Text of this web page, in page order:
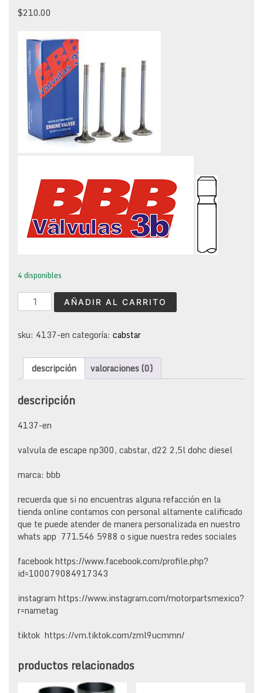
$210.00
4 disponibles
valvula
de
np300,
d22
2,5l
diesel
cantidad
AÑADIR AL CARRITO
sku: 4137-en categoría: cabstar
descripción valoraciones (0)
descripción
4137-en
valvula de escape np300, cabstar, d22 2,5l dohc diesel
marca: bbb
recuerda que si no encuentras alguna refacción en la
tienda online contamos con personal altamente calificado
que te puede atender de manera personalizada en nuestro
whats app 771.546 5988 o sigue nuestra redes sociales
facebook https://www.facebook.com/profile.php?
id=100079084917343
instagram https://www.instagram.com/motorpartsmexico?
r=nametag
tiktok https://vm.tiktok.com/zml9ucmmn/
productos relacionados